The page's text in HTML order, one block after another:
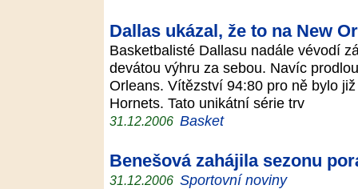
Dallas ukázal, že to na New
Basketbalisté Dallasu nadále vévodí
devátou výhru za sebou. Navíc
Orleans. Vítězství 94:80 pro ně bylo
Hornets. Tato unikátní série trv
31.12.2006 Basket
Benešová zahájila sezonu
31.12.2006 Sportovní noviny